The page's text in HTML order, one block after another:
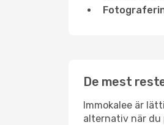
De mest
Immokalee är
alternativ när du